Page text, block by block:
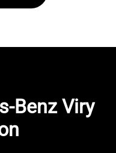
Benz Viry